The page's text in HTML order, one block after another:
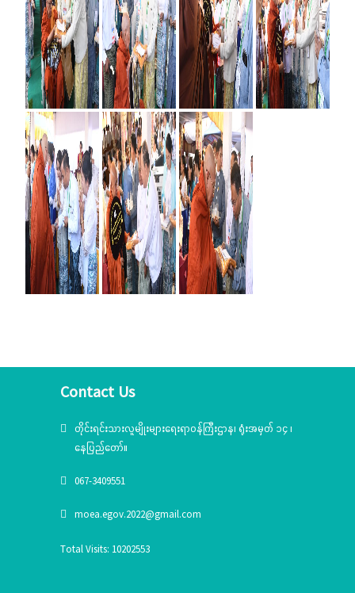
Contact Us
တိုင်းရင်းသားလူမျိုးများရေးရာဝန်ကြီးဌာန၊ ရုံးအမှတ် ၁၄ ၊
နေပြည်တော်။
067-3409551
moea.egov.2022@gmail.com
Total Visits: 10202553